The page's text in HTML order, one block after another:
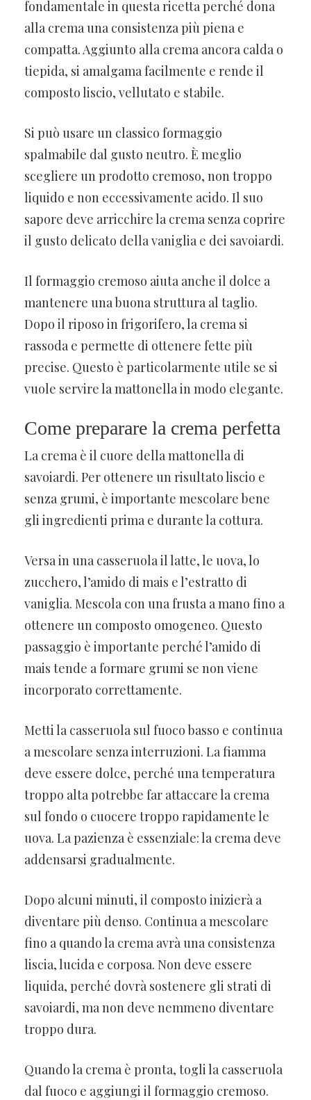
fondamentale in questa ricetta perché dona
alla crema una consistenza più piena e
compatta. Aggiunto alla crema ancora calda o
tiepida, si amalgama facilmente e rende il
composto liscio, vellutato e stabile.
Si può usare un classico formaggio
spalmabile dal gusto neutro. È meglio
scegliere un prodotto cremoso, non troppo
liquido e non eccessivamente acido. Il suo
sapore deve arricchire la crema senza coprire
il gusto delicato della vaniglia e dei savoiardi.
Il formaggio cremoso aiuta anche il dolce a
mantenere una buona struttura al taglio.
Dopo il riposo in frigorifero, la crema si
rassoda e permette di ottenere fette più
precise. Questo è particolarmente utile se si
vuole servire la mattonella in modo elegante.
Come preparare la crema perfetta
La crema è il cuore della mattonella di
savoiardi. Per ottenere un risultato liscio e
senza grumi, è importante mescolare bene
gli ingredienti prima e durante la cottura.
Versa in una casseruola il latte, le uova, lo
zucchero, l’amido di mais e l’estratto di
vaniglia. Mescola con una frusta a mano fino a
ottenere un composto omogeneo. Questo
passaggio è importante perché l’amido di
mais tende a formare grumi se non viene
incorporato correttamente.
Metti la casseruola sul fuoco basso e continua
a mescolare senza interruzioni. La fiamma
deve essere dolce, perché una temperatura
troppo alta potrebbe far attaccare la crema
sul fondo o cuocere troppo rapidamente le
uova. La pazienza è essenziale: la crema deve
addensarsi gradualmente.
Dopo alcuni minuti, il composto inizierà a
diventare più denso. Continua a mescolare
fino a quando la crema avrà una consistenza
liscia, lucida e corposa. Non deve essere
liquida, perché dovrà sostenere gli strati di
savoiardi, ma non deve nemmeno diventare
troppo dura.
Quando la crema è pronta, togli la casseruola
dal fuoco e aggiungi il formaggio cremoso.